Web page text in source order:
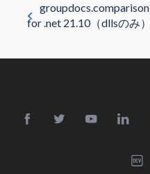
groupdocs.comparison
for .net 21.10（dllsのみ）